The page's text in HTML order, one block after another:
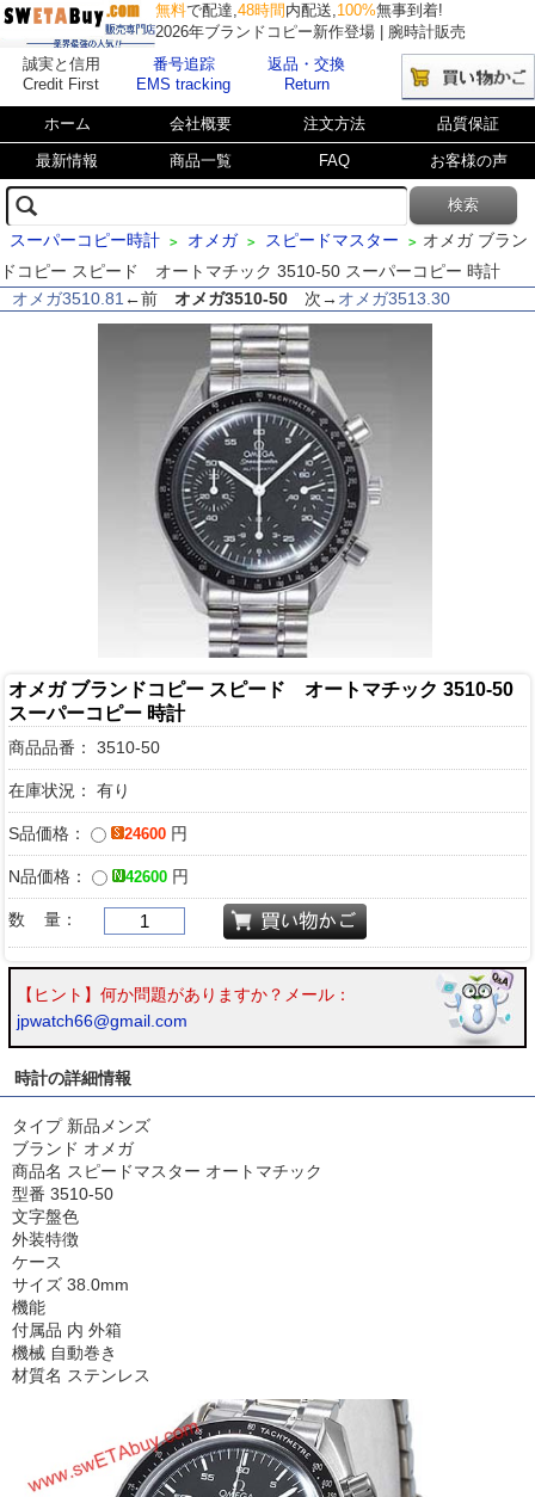
無料で配達,48時間 内配送,100%無事到着!
2026年ブランドコピー新作登場 | 腕時計販売
誠実と信用
Credit First
番号追踪
EMS tracking
返品・交換
Return
ホーム 会社概要 注文方法 品質保証
最新情報 商品一覧 FAQ お客様の声
スーパーコピー時計 > オメガ > スピードマスター > オメガ ブラン
ドコピー スピード オートマチック 3510-50 スーパーコピー 時計
オメガ3510.81 ←前 オメガ3510-50 次→ オメガ3513.30
オメガ ブランドコピー スピード オートマチック 3510-50
スーパーコピー 時計
商品品番： 3510-50
在庫状況： 有り
S品価格： 24600 円
N品価格： 42600 円
数 量：
【ヒント】何か問題がありますか？メール：
jpwatch66@gmail.com
時計の詳細情報
タイプ 新品メンズ
ブランド オメガ
商品名 スピードマスター オートマチック
型番 3510-50
文字盤色
外装特徴
ケース
サイズ 38.0mm
機能
付属品 内 外箱
機械 自動巻き
材質名 ステンレス